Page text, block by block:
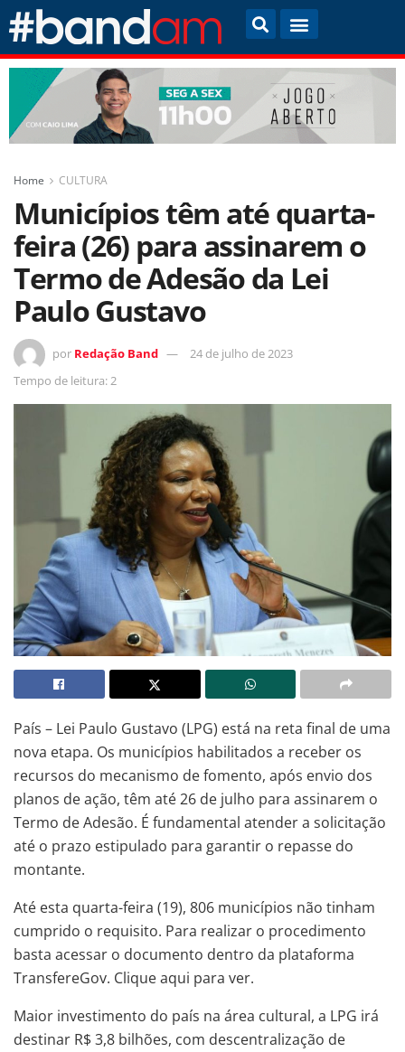
Home CULTURA
Municípios têm até quarta-
feira (26) para assinarem o
Termo de Adesão da Lei
Paulo Gustavo
por Redação Band
24 de julho de 2023
Tempo de leitura: 2
País – Lei Paulo Gustavo (LPG) está na reta final de uma
nova etapa. Os municípios habilitados a receber os
recursos do mecanismo de fomento, após envio dos
planos de ação, têm até 26 de julho para assinarem o
Termo de Adesão. É fundamental atender a solicitação
até o prazo estipulado para garantir o repasse do
montante.
Até esta quarta-feira (19), 806 municípios não tinham
cumprido o requisito. Para realizar o procedimento
basta acessar o documento dentro da plataforma
TransfereGov. Clique aqui para ver.
Maior investimento do país na área cultural, a LPG irá
destinar R$ 3,8 bilhões, com descentralização de